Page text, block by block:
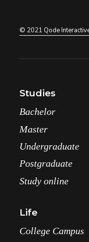
© 2021 Qode
Studies
Bachelor
Master
Undergraduate
Postgraduate
Study online
Life
College Campus